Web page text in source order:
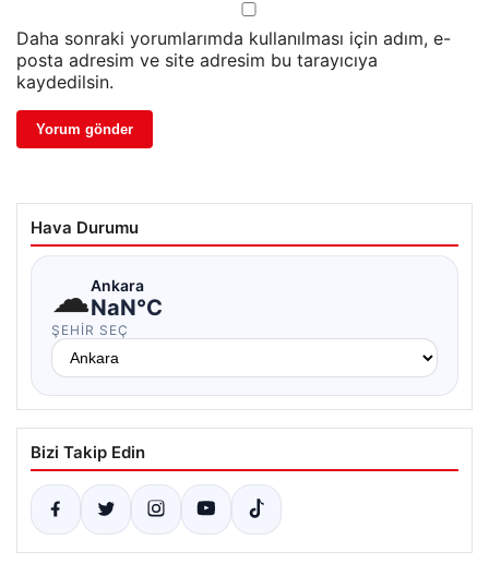
Daha sonraki yorumlarımda kullanılması için adım, e-
posta adresim ve site adresim bu tarayıcıya
kaydedilsin.
Hava Durumu
☁Ankara
NaN°C
ŞEHIR SEÇ
Bizi Takip Edin